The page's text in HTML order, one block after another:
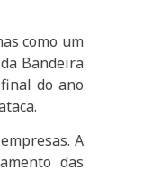
como um
Bandeira
do ano
A
das